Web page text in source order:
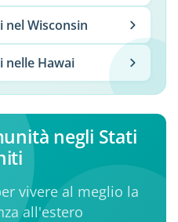
nel Wisconsin
nelle Hawai
negli Stati
vivere al meglio la
all'estero